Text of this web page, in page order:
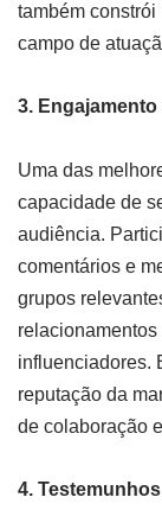
também
campo de
3.
Uma das
capacidade de
audiência.
comentários e
grupos
influenciadores.
reputação da
de colaboração
4.